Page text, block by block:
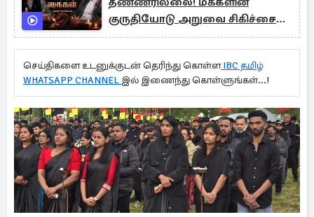
குருதியோடு அறுவை சிகிச்சை
செய்த கொடூரம்:
முள்ளிவாய்க்கால் மருத்துவப்
போராளி
செய்திகளை உடனுக்குடன் தெரிந்து கொள்ளIBC தமிழ்
WHATSAPP CHANNEL இல் இணைந்து கொள்ளுங்கள்...!